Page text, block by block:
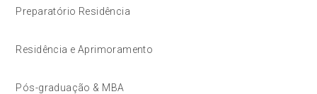
Preparatório Residência
Residência e Aprimoramento
Pós-graduação & MBA